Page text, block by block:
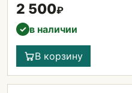
2 500₽
✓ в наличии
В корзину